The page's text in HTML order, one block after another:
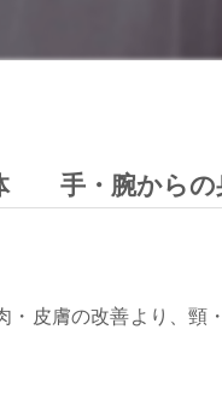
手・腕からの
・皮膚の改善より、頸